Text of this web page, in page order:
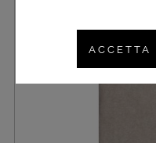
ACCETTA